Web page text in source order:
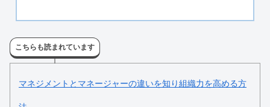
こちらも読まれています
マネジメントとマネージャーの違いを知り組織力を高める方